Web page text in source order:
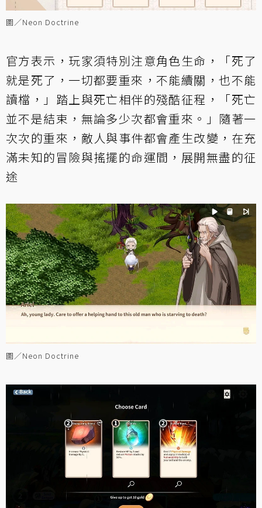
圖／Neon Doctrine
官方表示，玩家須特別注意角色生命，「死了
就是死了，一切都要重來，不能續關，也不能
讀檔，」踏上與死亡相伴的殘酷征程，「死亡
並不是結束，無論多少次都會重來。」隨著一
次次的重來，敵人與事件都會產生改變，在充
滿未知的冒險與搖擺的命運間，展開無盡的征
途
圖／Neon Doctrine